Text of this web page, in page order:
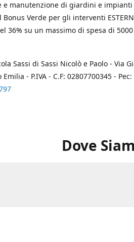
e manutenzione di giardini e
Verde per gli interventi
36% su un massimo di spesa di
Sassi di Sassi Nicolò e Paolo - Via
Emilia - P.IVA - C.F: 02807700345 -
Dove